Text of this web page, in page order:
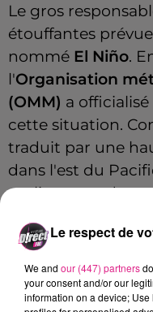
Le gros
étouffantes
nommé El Niño.
l'Organisation
(OMM) a
cette situation.
traduit par une
dans l'est du
cyclique pendant
généralement
températures
catastrophes
vagues de
supérieures à la
Le respect de
We and our (447) partners
your consent and/or our
information on a device;